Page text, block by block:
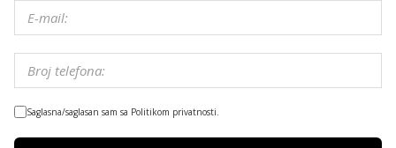
Saglasna/saglasan sam sa Politikom privatnosti.